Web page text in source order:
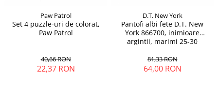
Paw Patrol
Set 4 puzzle-uri de colorat,
Paw Patrol
40,66 RON
22,37 RON
D.T. New York
Pantofi albi fete D.T. New
York 866700, inimioare
argintii, marimi 25-30
81,33 RON
64,00 RON